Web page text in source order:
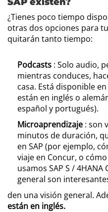
¿Tienes poco tiempo
otras dos opciones para
quitarán tanto tiempo:
Podcasts : Solo audio,
mientras conduces,
casa. Está disponible
están en inglés o
español y portugués).
Microaprendizaje : son
minutos de duración,
en SAP (por ejemplo,
viaje en Concur, o
usamos SAP S / 4HANA
general son
den una visión general.
están en inglés.